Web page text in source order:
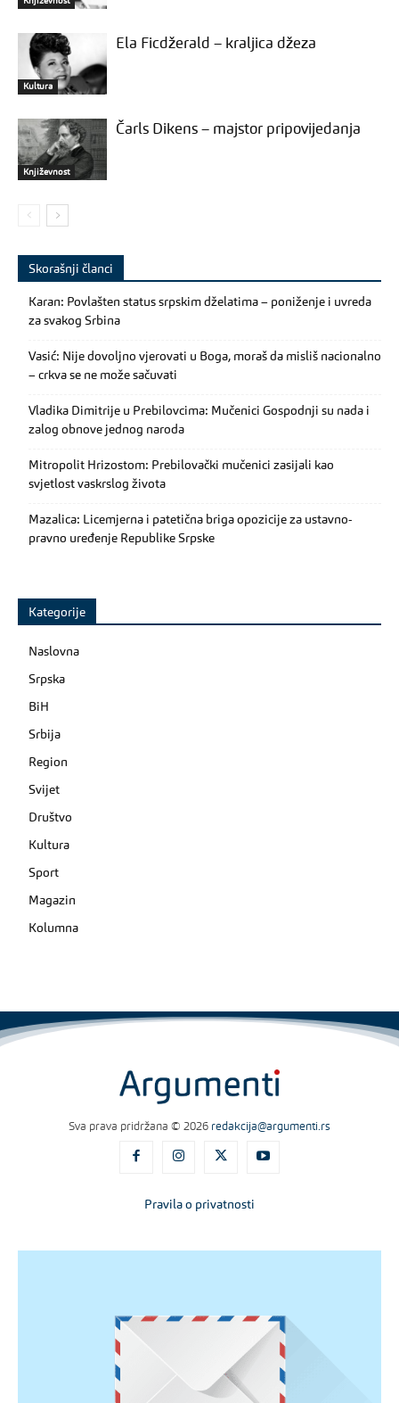
Kultura
Ela Ficdžerald – kraljica džeza
Književnost
Čarls Dikens – majstor pripovijedanja
Skorašnji članci
Karan: Povlašten status srpskim dželatima – poniženje i uvreda
za svakog Srbina
Vasić: Nije dovoljno vjerovati u Boga, moraš da misliš nacionalno
– crkva se ne može sačuvati
Vladika Dimitrije u Prebilovcima: Mučenici Gospodnji su nada i
zalog obnove jednog naroda
Mitropolit Hrizostom: Prebilovački mučenici zasijali kao
svjetlost vaskrslog života
Mazalica: Licemjerna i patetična briga opozicije za ustavno-
pravno uređenje Republike Srpske
Kategorije
Naslovna
Srpska
BiH
Srbija
Region
Svijet
Društvo
Kultura
Sport
Magazin
Kolumna
Sva prava pridržana © 2026 redakcija@argumenti.rs
Pravila o privatnosti